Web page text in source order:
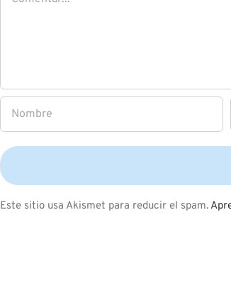
Este sitio usa Akismet para reducir el spam.